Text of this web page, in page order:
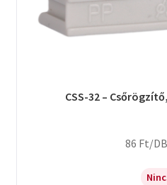
CSS-32 –
86 Ft/DB